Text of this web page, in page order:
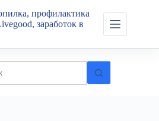
профилактика
заработок в